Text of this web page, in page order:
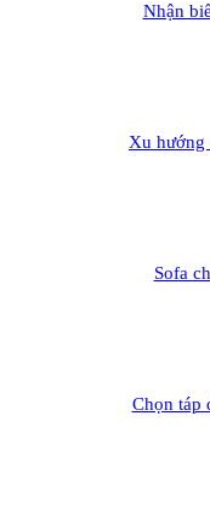
Nhận
Xu hướng
Sofa
Chọn táp